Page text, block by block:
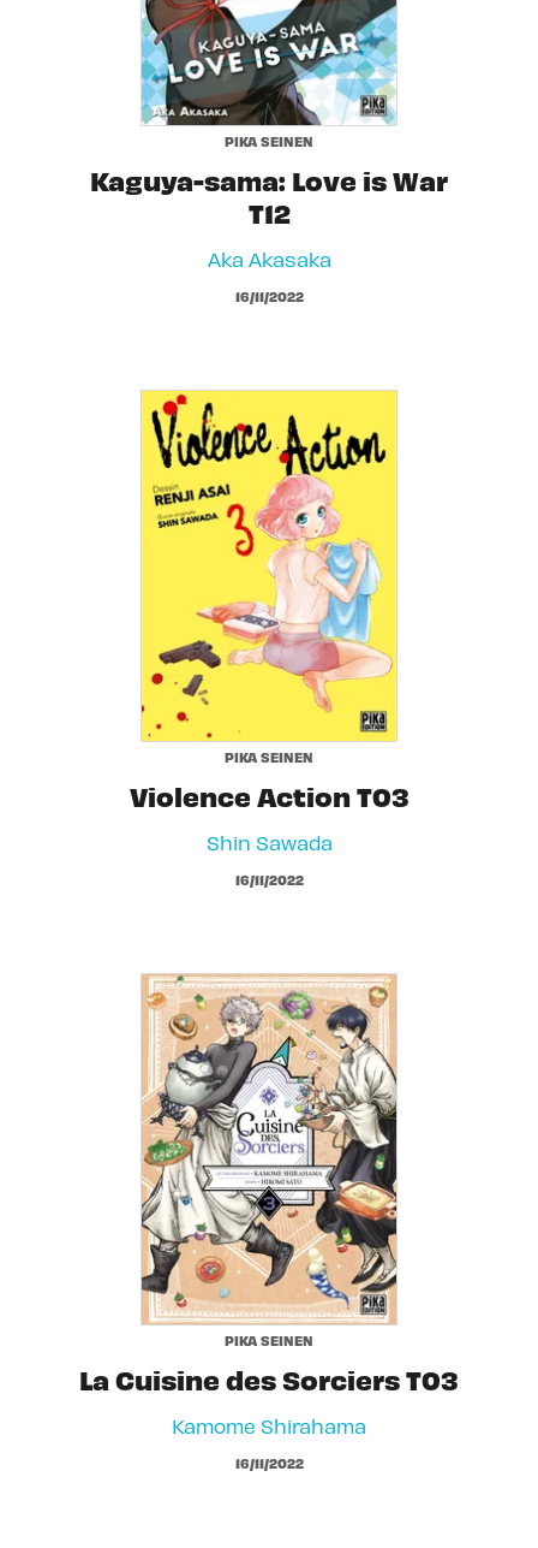
PIKA SEINEN
Kaguya-sama: Love is War
T12
Aka Akasaka
16/11/2022
PIKA SEINEN
Violence Action T03
Shin Sawada
16/11/2022
PIKA SEINEN
La Cuisine des Sorciers T03
Kamome Shirahama
16/11/2022